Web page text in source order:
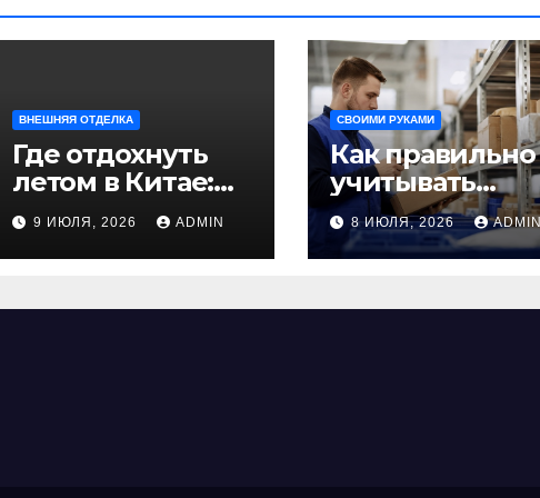
ВНЕШНЯЯ ОТДЕЛКА
Где отдохнуть
летом в Китае:
лучшие
направления
для
9 ИЮЛЯ, 2026 ADMIN
СВОИМИ РУКАМИ
Как правильно
учитывать
рабочее время
сотрудников:
советы для
8 ИЮЛЯ, 2026 ADMIN